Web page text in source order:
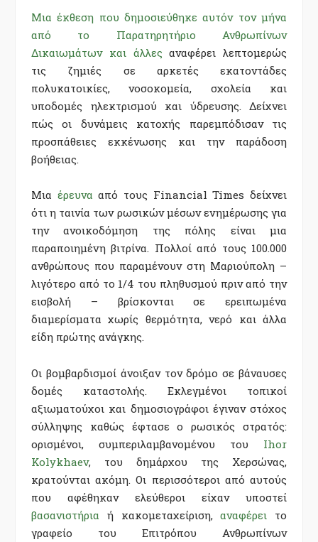
Μια έκθεση που δημοσιεύθηκε αυτόν τον μήνα
από το Παρατηρητήριο Ανθρωπίνων
Δικαιωμάτων και άλλες αναφέρει λεπτομερώς
τις ζημιές σε αρκετές εκατοντάδες
πολυκατοικίες, νοσοκομεία, σχολεία και
υποδομές ηλεκτρισμού και ύδρευσης. Δείχνει
πώς οι δυνάμεις κατοχής παρεμπόδισαν τις
προσπάθειες εκκένωσης και την παράδοση
βοήθειας.
Μια έρευνα από τους Financial Times δείχνει
ότι η ταινία των ρωσικών μέσων ενημέρωσης για
την ανοικοδόμηση της πόλης είναι μια
παραποιημένη βιτρίνα. Πολλοί από τους 100.000
ανθρώπους που παραμένουν στη Μαριούπολη –
λιγότερο από το 1/4 του πληθυσμού πριν από την
εισβολή – βρίσκονται σε ερειπωμένα
διαμερίσματα χωρίς θερμότητα, νερό και άλλα
είδη πρώτης ανάγκης.
Οι βομβαρδισμοί άνοιξαν τον δρόμο σε βάναυσες
δομές καταστολής. Εκλεγμένοι τοπικοί
αξιωματούχοι και δημοσιογράφοι έγιναν στόχος
σύλληψης καθώς έφτασε ο ρωσικός στρατός:
ορισμένοι, συμπεριλαμβανομένου του Ihor
Kolykhaev, του δημάρχου της Χερσώνας,
κρατούνται ακόμη. Οι περισσότεροι από αυτούς
που αφέθηκαν ελεύθεροι είχαν υποστεί
βασανιστήρια ή κακομεταχείριση,αναφέρει το
γραφείο του Επιτρόπου Ανθρωπίνων